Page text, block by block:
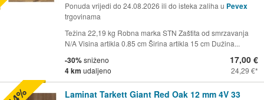
Ponuda vrijedi do 24.08.2026 ili do isteka zaliha u Pevex
trgovinama
Težina 22,19 kg Robna marka STN Zaštita od smrzavanja
N/A Visina artikla 0.85 cm Širina artikla 15 cm Dužina...
-30%sniženo
4 km udaljeno
17,00 €
24,29 €
Laminat Tarkett Giant Red Oak 12 mm 4V 33